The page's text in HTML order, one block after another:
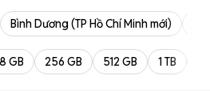
Bình Dương (TP Hồ Chí Minh mới)
GB 256 GB 512 GB 1 TB